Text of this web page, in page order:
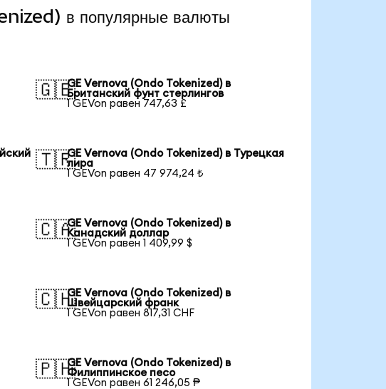
в популярные валюты
🇬🇧GE Vernova (Ondo Tokenized) в
Британский фунт стерлингов
1 GEVon равен 747,63 £
🇹🇷GE Vernova (Ondo Tokenized) в Турецкая
лира
1 GEVon равен 47 974,24 ₺
🇨🇦GE Vernova (Ondo Tokenized) в
Канадский доллар
1 GEVon равен 1 409,99 $
🇨🇭GE Vernova (Ondo Tokenized) в
Швейцарский франк
1 GEVon равен 817,31 CHF
🇵🇭GE Vernova (Ondo Tokenized) в
Филиппинское песо
1 GEVon равен 61 246,05 ₱